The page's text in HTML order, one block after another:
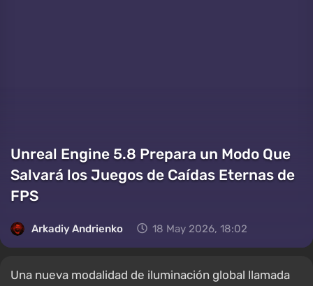
Unreal Engine 5.8 Prepara un Modo Que
Salvará los Juegos de Caídas Eternas de
FPS
Arkadiy Andrienko 18 May 2026, 18:02
Una nueva modalidad de iluminación global llamada